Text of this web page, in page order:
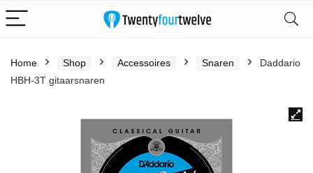
Home Shop Accessoires Snaren
Daddario
HBH-3T gitaarsnaren